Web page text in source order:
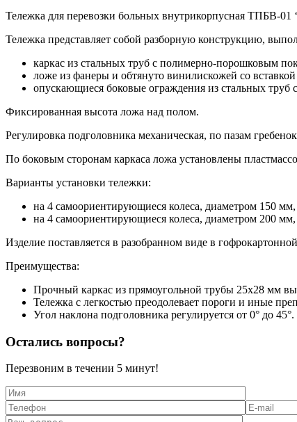
Тележка для перевозки больных внутрикорпусная ТПБВ-
Тележка представляет собой разборную конструкцию,
каркас из стальных труб с полимерно-порошковым
ложе из фанеры и обтянуто винилискожей со
опускающиеся боковые ограждения из стальных
Фиксированная высота ложа над полом.
Регулировка подголовника механическая, по пазам
По боковым сторонам каркаса ложа установлены
Варианты установки тележки:
на 4 самоориентирующиеся колеса, диаметром 150
на 4 самоориентирующиеся колеса, диаметром 200
Изделие поставляется в разобранном виде в
Преимущества:
Прочный каркас из прямоугольной трубы 25х28 мм
Тележка с легкостью преодолевает пороги и иные
Угол наклона подголовника регулируется от 0° до 45°.
Остались вопросы?
Перезвоним в течении 5 минут!